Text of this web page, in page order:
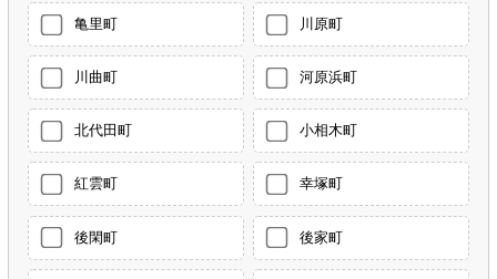
亀里町 川原町
川曲町 河原浜町
北代田町 小相木町
紅雲町 幸塚町
後閑町 後家町